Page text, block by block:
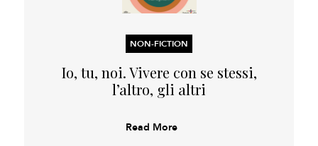
NON-FICTION
Io, tu, noi. Vivere con se stessi,
l’altro, gli altri
Read More